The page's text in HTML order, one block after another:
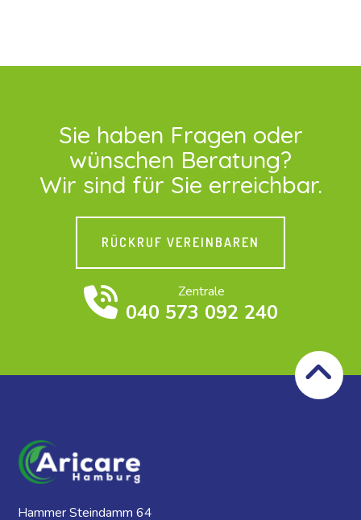
Sie haben Fragen oder
wünschen Beratung?
Wir sind für Sie erreichbar.
RÜCKRUF VEREINBAREN
Zentrale
040 573 092 240
Hammer Steindamm 64